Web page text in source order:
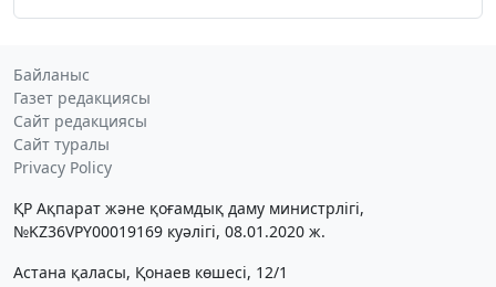
Байланыс
Газет редакциясы
Сайт редакциясы
Сайт туралы
Privacy Policy
ҚР Ақпарат және қоғамдық даму министрлігі,
№KZ36VPY00019169 куәлігі, 08.01.2020 ж.
Астана қаласы, Қонаев көшесі, 12/1